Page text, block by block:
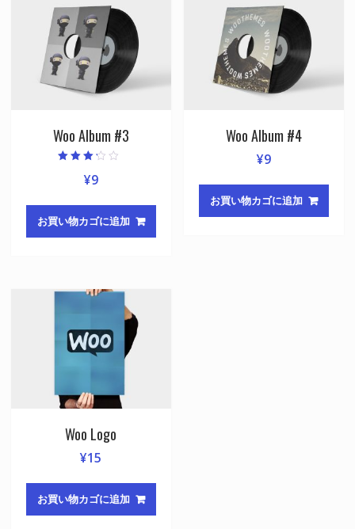
Woo Album #3
3.00¥9
お買い物カゴに追加
Woo Album #4
¥9
お買い物カゴに追加
Woo Logo
¥15
お買い物カゴに追加